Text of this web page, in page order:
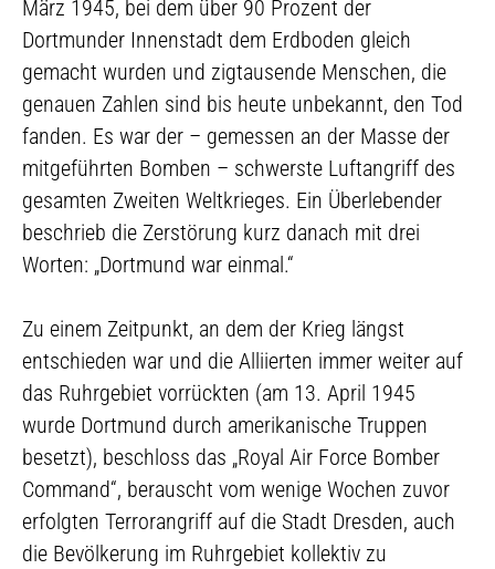
März 1945, bei dem über 90 Prozent der
Dortmunder Innenstadt dem Erdboden gleich
gemacht wurden und zigtausende Menschen, die
genauen Zahlen sind bis heute unbekannt, den Tod
fanden. Es war der – gemessen an der Masse der
mitgeführten Bomben – schwerste Luftangriff des
gesamten Zweiten Weltkrieges. Ein Überlebender
beschrieb die Zerstörung kurz danach mit drei
Worten: „Dortmund war einmal.“
Zu einem Zeitpunkt, an dem der Krieg längst
entschieden war und die Alliierten immer weiter auf
das Ruhrgebiet vorrückten (am 13. April 1945
wurde Dortmund durch amerikanische Truppen
besetzt), beschloss das „Royal Air Force Bomber
Command“, berauscht vom wenige Wochen zuvor
erfolgten Terrorangriff auf die Stadt Dresden, auch
die Bevölkerung im Ruhrgebiet kollektiv zu